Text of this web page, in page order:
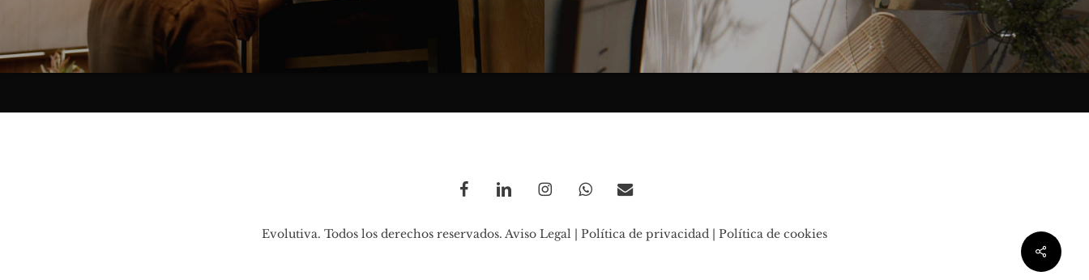
Share
facebook
Evolutiva. Todos los derechos reservados. Aviso Legal | Política de privacidad | Política de cookies